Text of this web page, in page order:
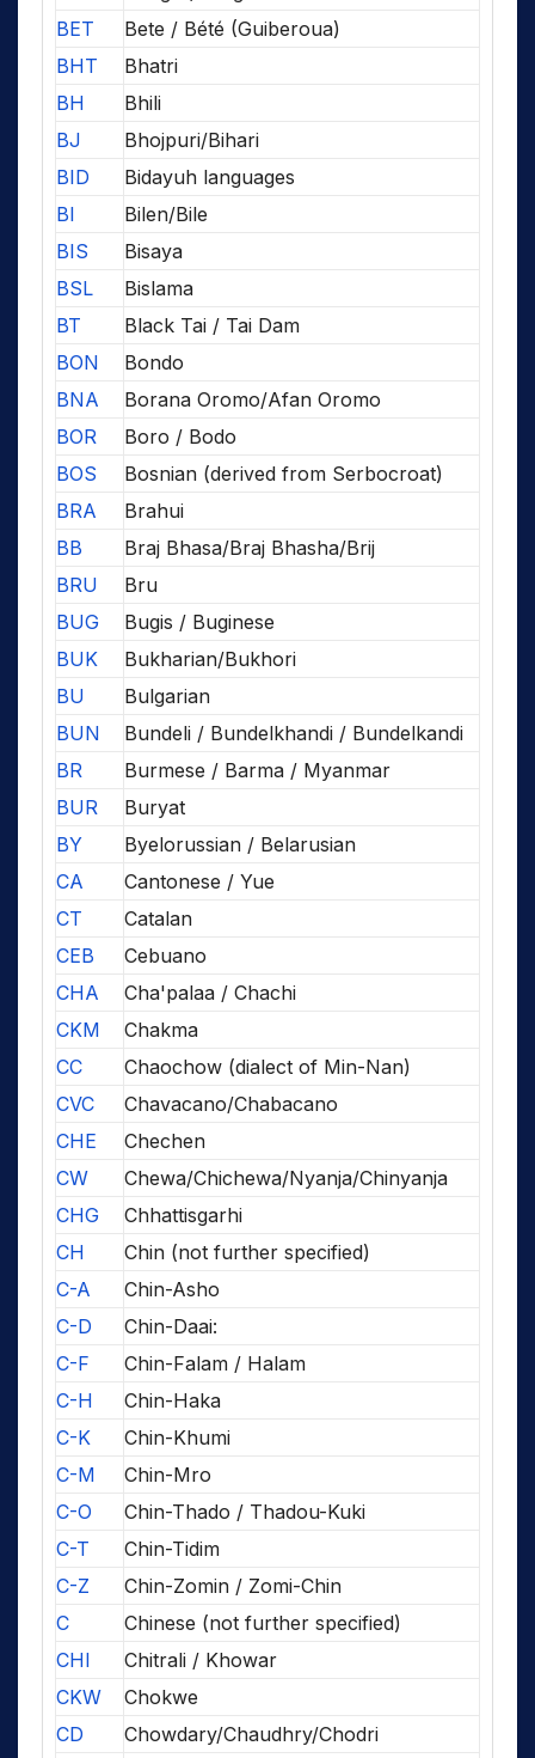
BET
Bete / Bété (Guiberoua)
BHT
Bhatri
BH
Bhili
BJ
Bhojpuri/Bihari
BID
Bidayuh languages
BI
Bilen/Bile
BIS
Bisaya
BSL
Bislama
BT
Black Tai / Tai Dam
BON
Bondo
BNA
Borana Oromo/Afan Oromo
BOR
Boro / Bodo
BOS
Bosnian (derived from Serbocroat)
BRA
Brahui
BB
Braj Bhasa/Braj Bhasha/Brij
BRU
Bru
BUG
Bugis / Buginese
BUK
Bukharian/Bukhori
BU
Bulgarian
BUN
Bundeli / Bundelkhandi / Bundelkandi
BR
Burmese / Barma / Myanmar
BUR
Buryat
BY
Byelorussian / Belarusian
CA
Cantonese / Yue
CT
Catalan
CEB
Cebuano
CHA
Cha'palaa / Chachi
CKM
Chakma
CC
Chaochow (dialect of Min-Nan)
CVC
Chavacano/Chabacano
CHE
Chechen
CW
Chewa/Chichewa/Nyanja/Chinyanja
CHG
Chhattisgarhi
CH
Chin (not further specified)
C-A
Chin-Asho
C-D
Chin-Daai:
C-F
Chin-Falam / Halam
C-H
Chin-Haka
C-K
Chin-Khumi
C-M
Chin-Mro
C-O
Chin-Thado / Thadou-Kuki
C-T
Chin-Tidim
C-Z
Chin-Zomin / Zomi-Chin
C
Chinese (not further specified)
CHI
Chitrali / Khowar
CKW
Chokwe
CD
Chowdary/Chaudhry/Chodri